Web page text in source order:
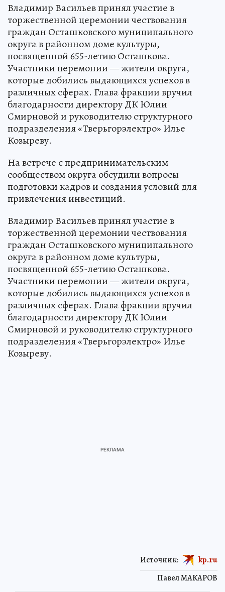
Владимир Васильев принял участие в
торжественной церемонии чествования
граждан Осташковского муниципального
округа в районном доме культуры,
посвященной 655-летию Осташкова.
Участники церемонии — жители округа,
которые добились выдающихся успехов в
различных сферах. Глава фракции вручил
благодарности директору ДК Юлии
Смирновой и руководителю структурного
подразделения «Тверьгорэлектро» Илье
Козыреву.
На встрече с предпринимательским
сообществом округа обсудили вопросы
подготовки кадров и создания условий для
привлечения инвестиций.
Владимир Васильев принял участие в
торжественной церемонии чествования
граждан Осташковского муниципального
округа в районном доме культуры,
посвященной 655-летию Осташкова.
Участники церемонии — жители округа,
которые добились выдающихся успехов в
различных сферах. Глава фракции вручил
благодарности директору ДК Юлии
Смирновой и руководителю структурного
подразделения «Тверьгорэлектро» Илье
Козыреву.
Павел МАКАРОВ
Источник: kp.ru